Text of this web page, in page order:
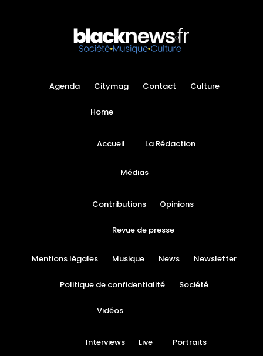
Agenda Citymag Contact Culture
Home
Accueil La Rédaction
Médias
Contributions Opinions
Revue de presse
Mentions légales Musique News Newsletter
Politique de confidentialité Société
Vidéos
Interviews Live Portraits